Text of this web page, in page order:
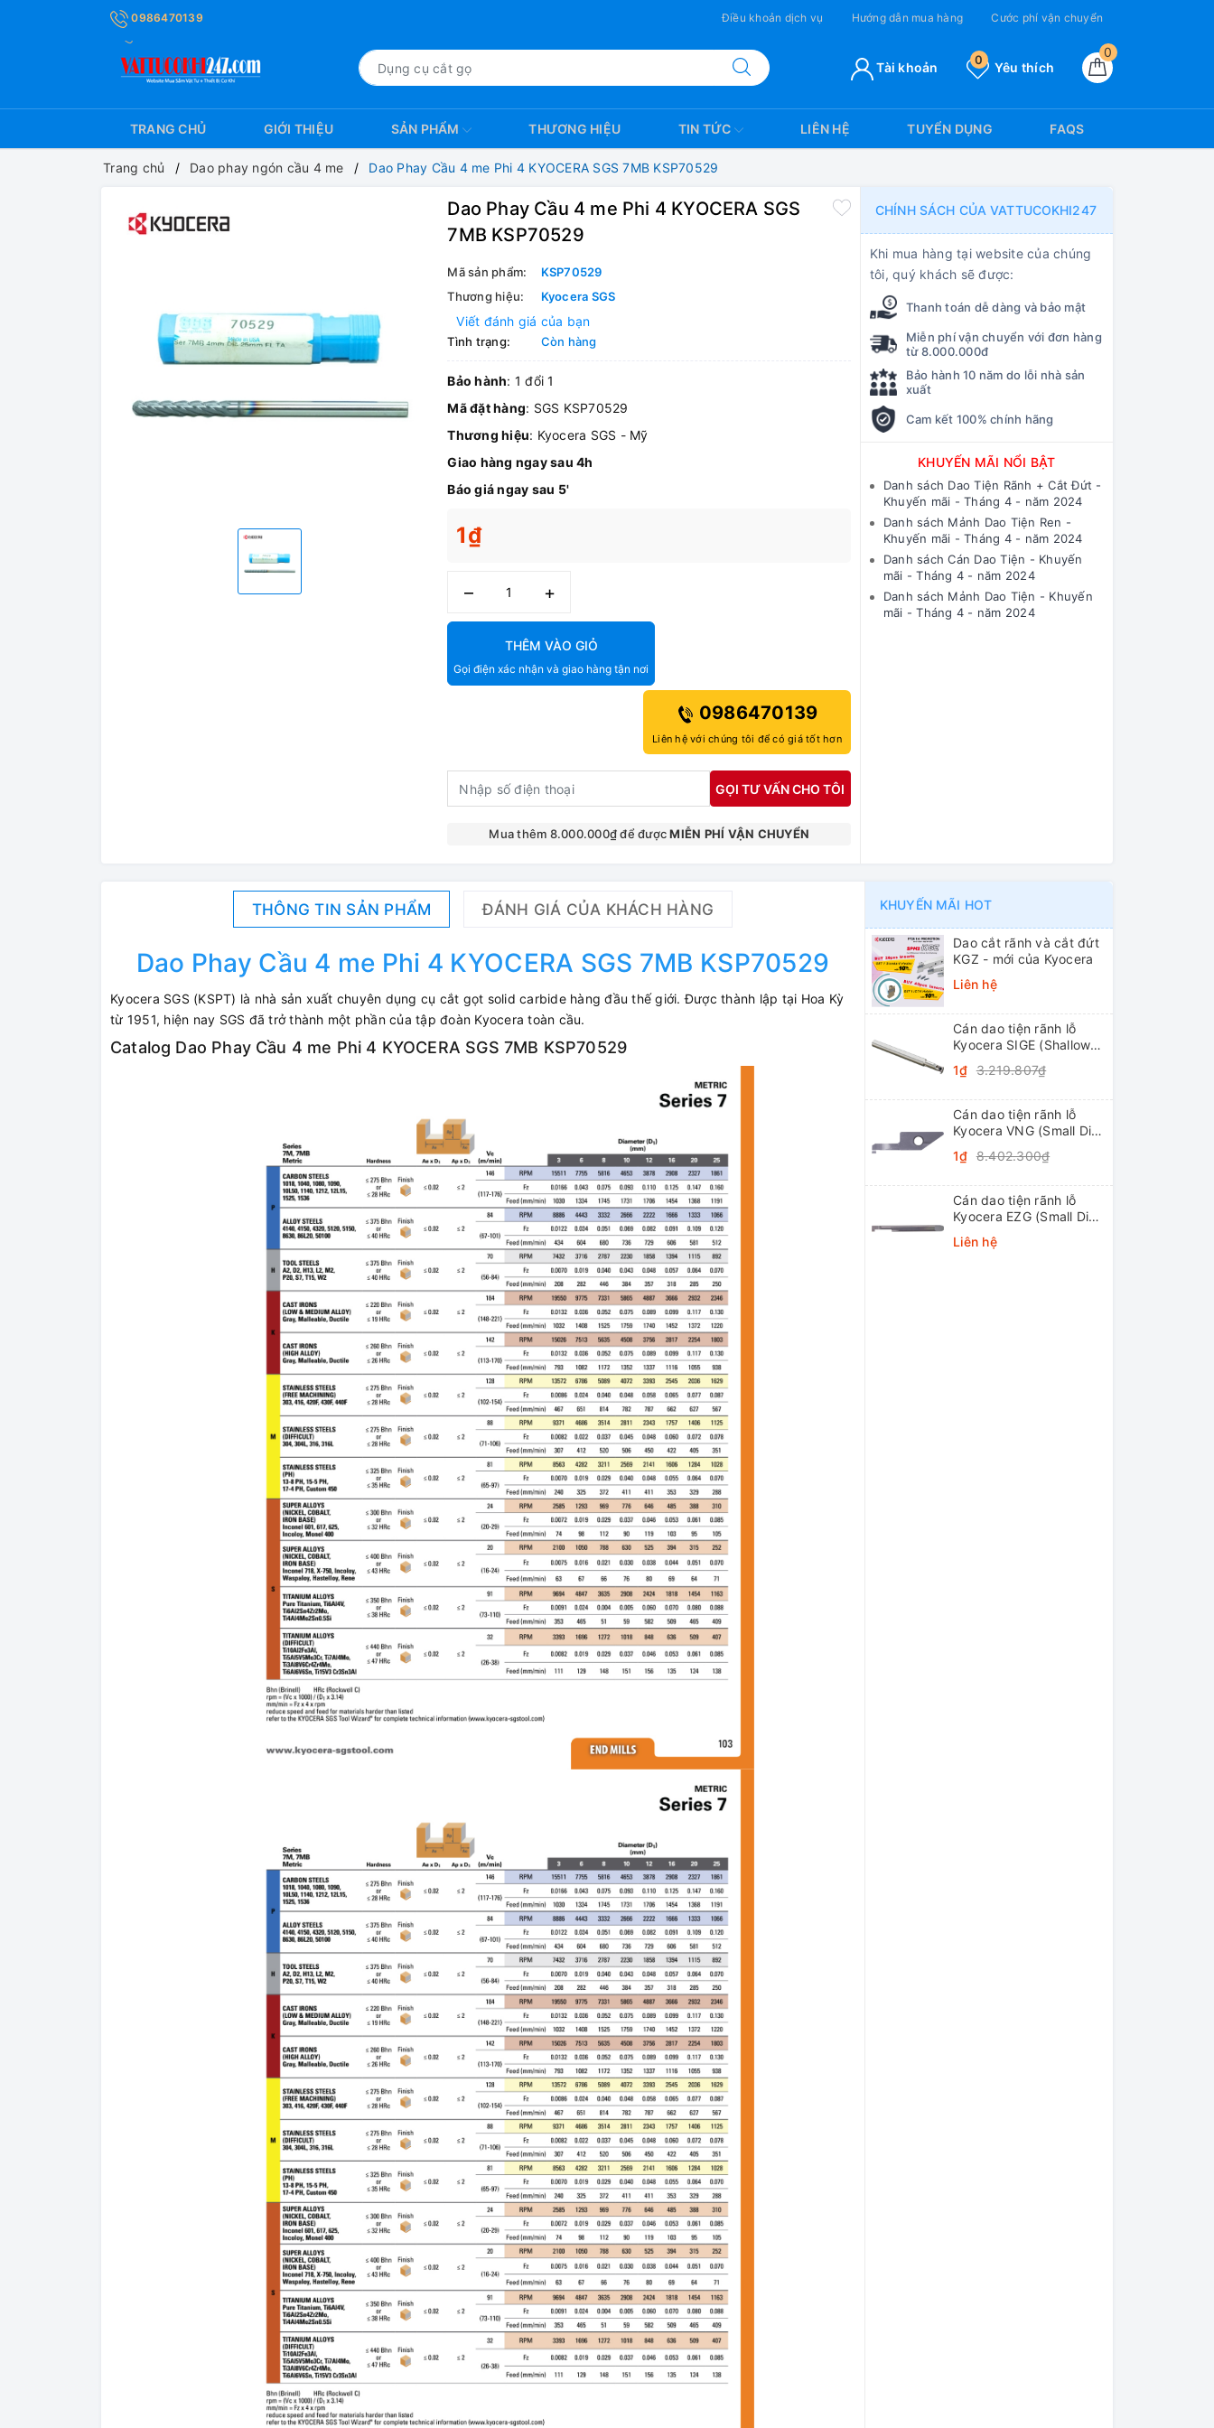
0986470139 Điều khoản dịch vụ Hướng dẫn mua hàng Cước phí vận chuyển
0
Yêu thích
0
Tài khoản
TRANG CHỦ GIỚI THIỆU SẢN PHẨM THƯƠNG HIỆU TIN TỨC LIÊN HỆ TUYỂN DỤNG FAQS
Trang chủ Dao phay ngón cầu 4 me Dao Phay Cầu 4 me Phi 4 KYOCERA SGS 7MB KSP70529
Dao Phay Cầu 4 me Phi 4 KYOCERA SGS
7MB KSP70529
Mã sản phẩm:
KSP70529
Thương hiệu:
Kyocera SGS
Viết đánh giá của bạn
Tình trạng: Còn hàng
Bảo hành: 1 đổi 1
Mã đặt hàng: SGS KSP70529
Thương hiệu: Kyocera SGS - Mỹ
Giao hàng ngay sau 4h
Báo giá ngay sau 5'
1₫
– +
THÊM VÀO GIỎ
Gọi điện xác nhận và giao hàng tận nơi
0986470139
Liên hệ với chúng tôi để có giá tốt hơn
GỌI TƯ VẤN CHO TÔI
Mua thêm 8.000.000₫ để đượcMIỄN PHÍ VẬN CHUYỂN
CHÍNH SÁCH CỦA VATTUCOKHI247
Khi mua hàng tại website của chúng
tôi, quý khách sẽ được:
Thanh toán dễ dàng và bảo mật
Miễn phí vận chuyển với đơn hàng
từ 8.000.000đ
Bảo hành 10 năm do lỗi nhà sản
xuất
Cam kết 100% chính hãng
KHUYẾN MÃI NỔI BẬT
Danh sách Dao Tiện Rãnh + Cắt Đứt -
Khuyến mãi - Tháng 4 - năm 2024
Danh sách Mảnh Dao Tiện Ren -
Khuyến mãi - Tháng 4 - năm 2024
Danh sách Cán Dao Tiện - Khuyến
mãi - Tháng 4 - năm 2024
Danh sách Mảnh Dao Tiện - Khuyến
mãi - Tháng 4 - năm 2024
THÔNG TIN SẢN PHẨM ĐÁNH GIÁ CỦA KHÁCH HÀNG
Dao Phay Cầu 4 me Phi 4 KYOCERA SGS 7MB KSP70529
Kyocera SGS (KSPT) là nhà sản xuất chuyên dụng cụ cắt gọt solid carbide hàng đầu thế giới. Được thành lập tại Hoa Kỳ
từ 1951, hiện nay SGS đã trở thành một phần của tập đoàn Kyocera toàn cầu.
Catalog Dao Phay Cầu 4 me Phi 4 KYOCERA SGS 7MB KSP70529
KHUYẾN MÃI HOT
Dao cắt rãnh và cắt đứt
KGZ - mới của Kyocera
Liên hệ
Cán dao tiện rãnh lỗ
Kyocera SIGE (Shallow
1₫ 3.219.807₫
Cán dao tiện rãnh lỗ
Kyocera VNG (Small Dia.
System Tip-Bars)
1₫ 8.402.300₫
Cán dao tiện rãnh lỗ
Kyocera EZG (Small Dia.
Bars)
Liên hệ